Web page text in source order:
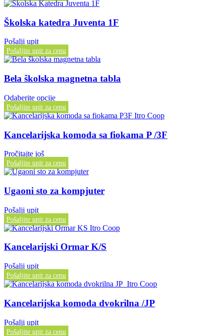
Školska katedra Juventa 1F
Pošalji upit
Pošaljite upit za cenu
Bela školska magnetna tabla
Odaberite opcije
Pošaljite upit za cenu
Kancelarijska komoda sa fiokama P /3F
Pročitajte još
Pošaljite upit za cenu
Ugaoni sto za kompjuter
Pošalji upit
Pošaljite upit za cenu
Kancelarijski Ormar K/S
Pošalji upit
Pošaljite upit za cenu
Kancelarijska komoda dvokrilna /JP
Pošalji upit
Pošaljite upit za cenu